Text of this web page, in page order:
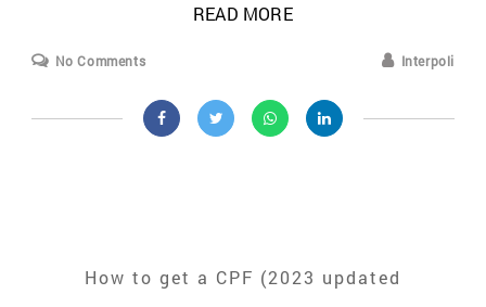
READ MORE
No Comments Interpoli
How to get a CPF (2023 updated